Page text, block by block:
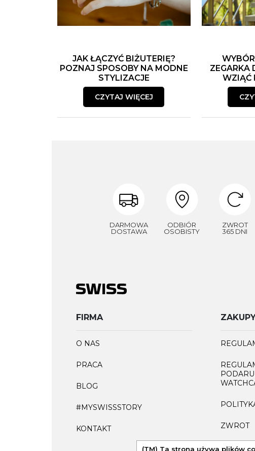
JAK ŁĄCZYĆ BIŻUTERIĘ?
POZNAJ SPOSOBY NA MODNE
STYLIZACJE
CZYTAJ WIĘCEJ
ZEGARKA
WZIĄĆ
DARMOWA
DOSTAWA
ODBIÓR
OSOBISTY
ZWROT
365 DNI
FIRMA
O NAS
PRACA
BLOG
#MYSWISSSTORY
KONTAKT ZWROT
FAQ
(TM) Ta strona używa plików